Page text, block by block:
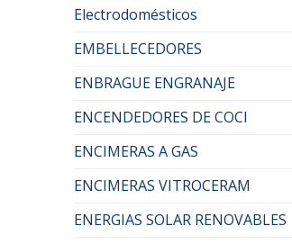
Electrodomésticos
EMBELLECEDORES
ENBRAGUE ENGRANAJE
ENCENDEDORES DE COCI
ENCIMERAS A GAS
ENCIMERAS VITROCERAM
ENERGIAS SOLAR RENOVABLES